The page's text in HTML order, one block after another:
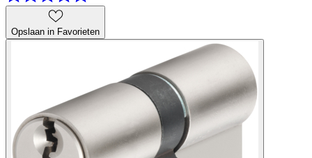
Opslaan in Favorieten